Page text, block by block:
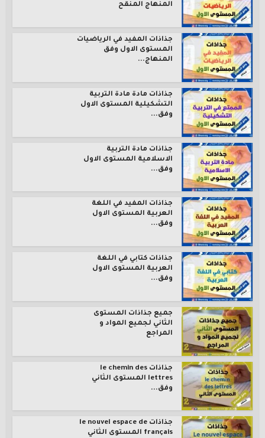
المنهاج المنقح
جذاذات المفيد في الرياضيات
المستوى الاول وفق
المنهاج...
جذاذات مادة مادة التربية
التشكيلية المستوى الاول
وفق...
جذاذات مادة التربية
الاسلامية المستوى الاول
وفق...
جذاذات المفيد في اللغة
العربية المستوى الاول
وفق...
جذاذات كتابي في اللغة
العربية المستوى الاول
وفق...
جميع جذاذات المستوى
الثاني لجميع المواد و
المراجع
جذاذات le chemin des
lettres المستوى الثاني
وفق...
جذاذات le nouvel espace de
français المستوى الثاني